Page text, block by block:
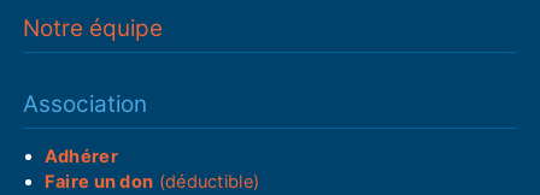
Notre équipe
Association
Adhérer
Faire un don (déductible)